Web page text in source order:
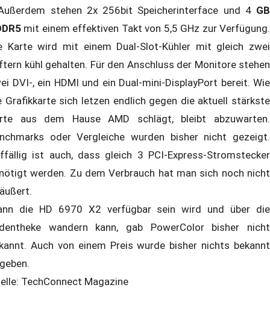
stehen 2x 256bit Speicherinterface und 4 GB
mit einem effektiven Takt von 5,5 GHz zur Verfügung.
Karte wird mit einem Dual-Slot-Kühler mit gleich zwei
kühl gehalten. Für den Anschluss der Monitore stehen
DVI-, ein HDMI und ein Dual-mini-DisplayPort bereit. Wie
Grafikkarte sich letzen endlich gegen die aktuell stärkste
aus dem Hause AMD schlägt, bleibt abzuwarten.
oder Vergleiche wurden bisher nicht gezeigt.
ist auch, dass gleich 3 PCI-Express-Stromstecker
werden. Zu dem Verbrauch hat man sich noch nicht
die HD 6970 X2 verfügbar sein wird und über die
wandern kann, gab PowerColor bisher nicht
Auch von einem Preis wurde bisher nichts bekannt
TechConnect Magazine